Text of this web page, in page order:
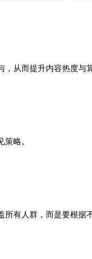
从而提升内容热度与
略。
有人群，而是要根据